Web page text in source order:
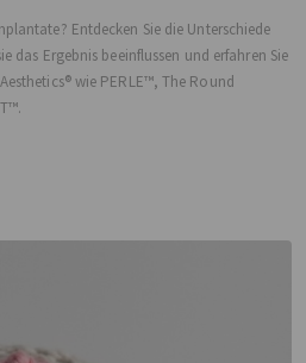
Entdecken Sie die Unterschiede
das Ergebnis beeinflussen und erfahren Sie
wie PERLE™, The Round